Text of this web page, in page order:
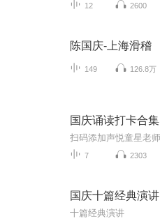
12 2600
陈国庆-上海滑稽
149 126.8万
国庆诵读打卡合集
7 2303
国庆十篇经典演讲
十篇经典演讲